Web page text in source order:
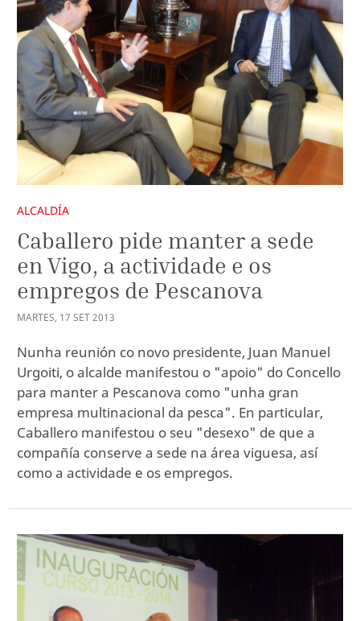
ALCALDÍA
Caballero pide manter a sede
en Vigo, a actividade e os
empregos de Pescanova
MARTES, 17 SET2013
Nunha reunión co novo presidente, Juan Manuel
Urgoiti, o alcalde manifestou o "apoio" do Concello
para manter a Pescanova como "unha gran
empresa multinacional da pesca". En particular,
Caballero manifestou o seu "desexo" de que a
compañía conserve a sede na área viguesa, así
como a actividade e os empregos.